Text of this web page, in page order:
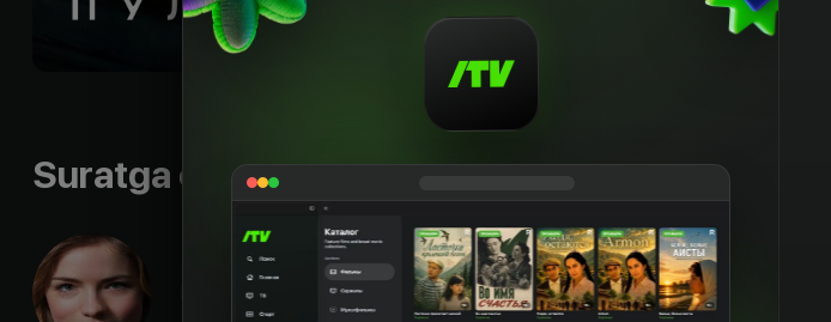
«Жизнь может измениться в одно мгновение»
rus, eng
HD
Suratga olish guruhi